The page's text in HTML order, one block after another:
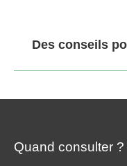
Des conseils
Quand consulter ?